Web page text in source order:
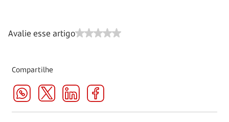
Avalie esse artigo
Compartilhe